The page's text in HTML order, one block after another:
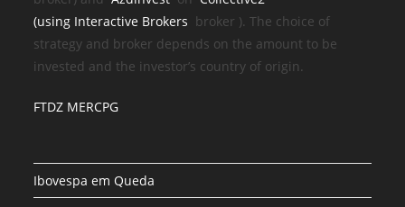
(using Interactive Brokers broker ). The choice of
strategy and broker depends on the amount to be
invested and the investor’s country of origin.
FTDZ MERCPG
Ibovespa em Queda